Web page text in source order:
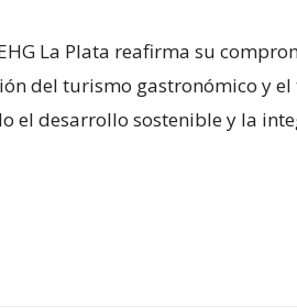
La Plata reafirma su
del turismo gastronómico y
el desarrollo sostenible y la